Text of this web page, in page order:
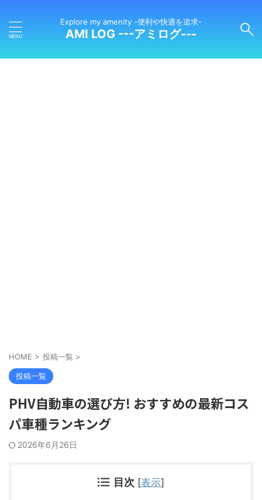
Explore my amenity -便利や快適を追求-
AMI LOG ---アミログ---
HOME > 投稿一覧 >
投稿一覧
PHV自動車の選び方! おすすめの最新コス
パ車種ランキング
2026年6月26日
目次 [表示]